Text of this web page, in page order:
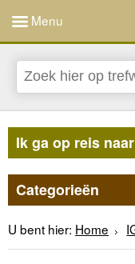
Menu
Ik ga op reis
Categorieën
U bent hier: Home